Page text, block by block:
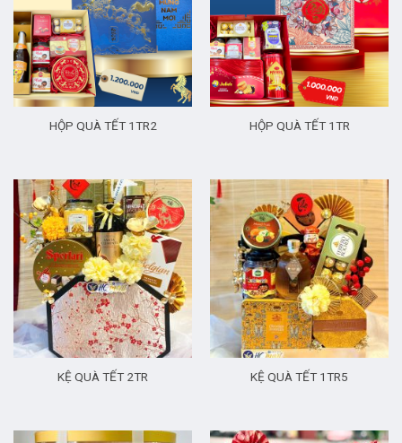
HỘP QUÀ TẾT 1TR2 HỘP QUÀ TẾT 1TR
KỆ QUÀ TẾT 2TR KỆ QUÀ TẾT 1TR5